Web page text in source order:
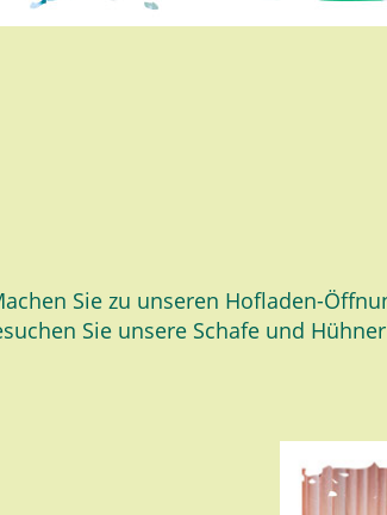
Sie zu unseren Hofladen-
Sie unsere Schafe und